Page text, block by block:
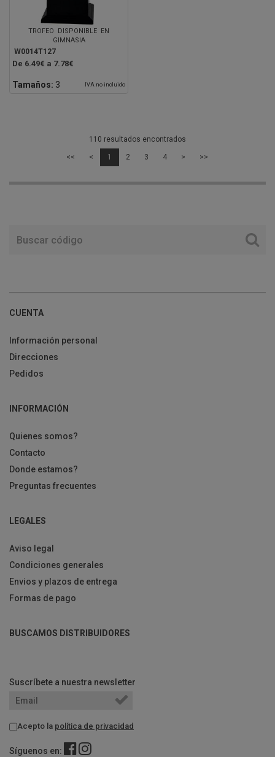
TROFEO DISPONIBLE EN
GIMNASIA
W0014T127
De 6.49€ a 7.78€
Tamaños: 3 IVA no incluido
110 resultados encontrados
<< < 1 2 3 4 > >>
CUENTA
Información personal
Direcciones
Pedidos
INFORMACIÓN
Quienes somos?
Contacto
Donde estamos?
Preguntas frecuentes
LEGALES
Aviso legal
Condiciones generales
Envios y plazos de entrega
Formas de pago
BUSCAMOS DISTRIBUIDORES
Suscríbete a nuestra newsletter
Acepto la política de privacidad
Síguenos en: